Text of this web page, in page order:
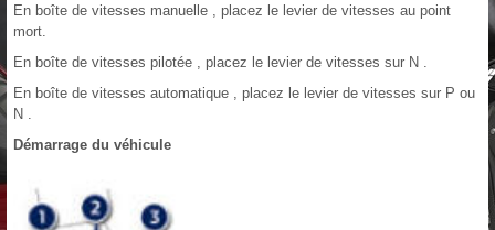
En boîte de vitesses manuelle , placez le levier de vitesses au point
mort.
En boîte de vitesses pilotée , placez le levier de vitesses sur N .
En boîte de vitesses automatique , placez le levier de vitesses sur P ou
N .
Démarrage du véhicule